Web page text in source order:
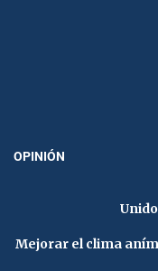
OPINIÓN
Mejorar el clima